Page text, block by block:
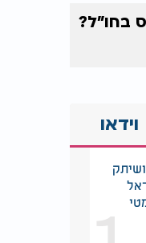
בחו"ל?
וידאו